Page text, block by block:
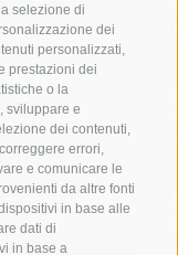
selezione di
dei
personalizzati,
prestazioni dei
o la
sviluppare e
dei contenuti,
errori,
e comunicare le
da altre fonti
in base alle
dati di
in base a
capri
carabinieri
incidente
lubrense
polizia municipale